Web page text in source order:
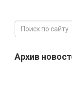
Архив